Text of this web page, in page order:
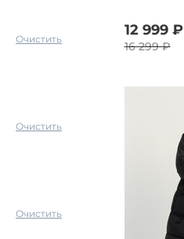
Очистить
Очистить
Очистить
12 999 ₽
16 299 ₽